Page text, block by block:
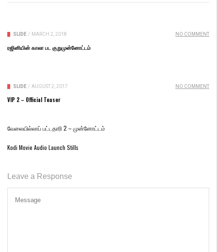
SLIDE / MARCH 2, 2018 NO COMMENT
ரஜினியின் காலா பட குறுமுன்னோட்டம்
SLIDE / AUGUST 2, 2017 NO COMMENT
VIP 2 – Official Teaser
வேலையில்லாப் பட்டதாரி 2 – முன்னோட்டம்
Kodi Movie Audio Launch Stills
Leave a Response